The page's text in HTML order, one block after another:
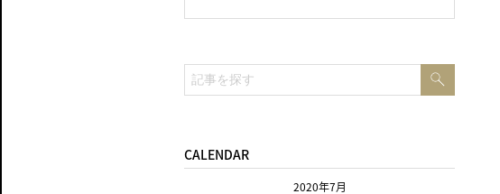
検
索:
CALENDAR
2020年7月